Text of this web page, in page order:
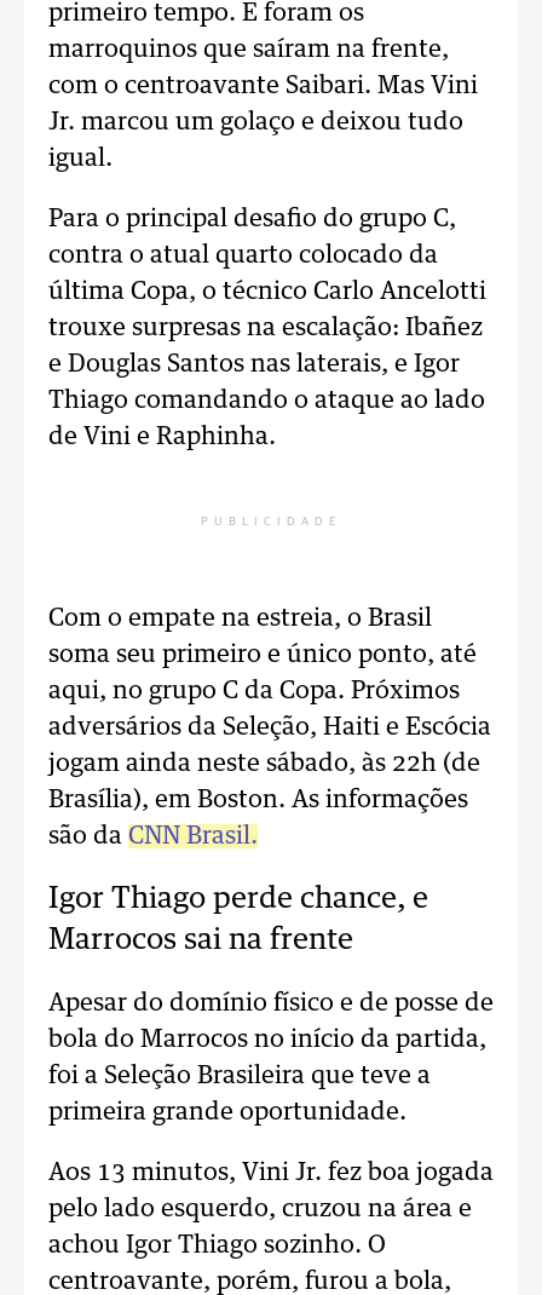
primeiro tempo. E foram os
marroquinos que saíram na frente,
com o centroavante Saibari. Mas Vini
Jr. marcou um golaço e deixou tudo
igual.
Para o principal desafio do grupo C,
contra o atual quarto colocado da
última Copa, o técnico Carlo Ancelotti
trouxe surpresas na escalação: Ibañez
e Douglas Santos nas laterais, e Igor
Thiago comandando o ataque ao lado
de Vini e Raphinha.
PUBLICIDADE
Com o empate na estreia, o Brasil
soma seu primeiro e único ponto, até
aqui, no grupo C da Copa. Próximos
adversários da Seleção, Haiti e Escócia
jogam ainda neste sábado, às 22h (de
Brasília), em Boston. As informações
são da CNN Brasil.
Igor Thiago perde chance, e
Marrocos sai na frente
Apesar do domínio físico e de posse de
bola do Marrocos no início da partida,
foi a Seleção Brasileira que teve a
primeira grande oportunidade.
Aos 13 minutos, Vini Jr. fez boa jogada
pelo lado esquerdo, cruzou na área e
achou Igor Thiago sozinho. O
centroavante, porém, furou a bola,